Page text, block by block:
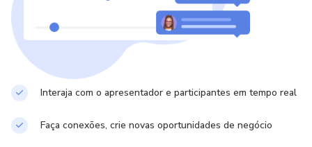
campo, ampliando seus conhecimentos e possibilidades de
cuidado com a saúde mental.
Interaja com o apresentador e participantes em tempo real
Faça conexões, crie novas oportunidades de negócio